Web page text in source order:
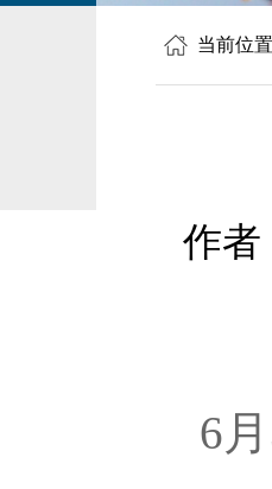
当前位
作者
6